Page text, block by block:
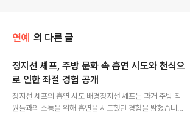
연예 의 다른 글
정지선 셰프, 주방 문화 속 흡연 시도와 천식으
로 인한 좌절 경험 공개
정지선 셰프의 흡연 시도 배경정지선 셰프는 과거 주방 직
원들과의 소통을 위해 흡연을 시도했던 경험을 밝혔습니